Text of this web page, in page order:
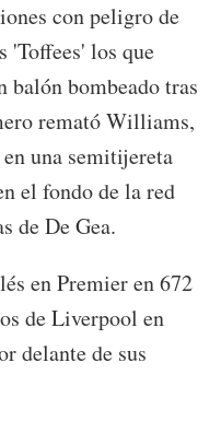
con peligro de
'Toffees' los que
balón bombeado tras
remató Williams,
una semitijereta
el fondo de la red
de De Gea.
en Premier en 672
de Liverpool en
delante de sus